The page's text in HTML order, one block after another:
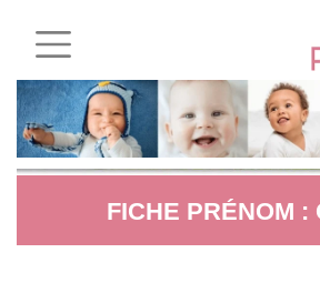
FICHE PRÉNOM :